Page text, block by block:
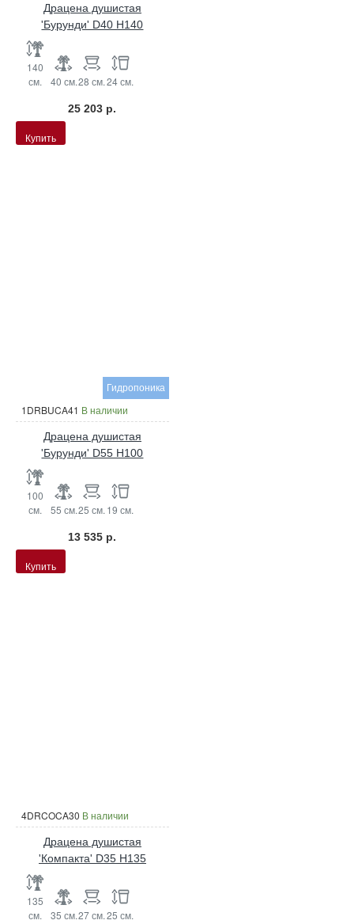
Драцена душистая
'Бурунди' D40 H140
140
см.
40 см.28 см.24 см.
25 203 р.
Купить
Гидропоника
1DRBUCA41 В наличии
Драцена душистая
'Бурунди' D55 H100
100
см.
55 см.25 см. 19 см.
13 535 р.
Купить
4DRCOCA30 В наличии
Драцена душистая
'Компакта' D35 H135
135
см.
35 см.27 см.25 см.